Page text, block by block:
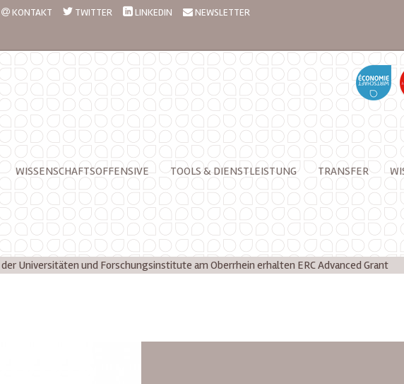
KONTAKT TWITTER LINKEDIN NEWSLETTER
WISSENSCHAFTSOFFENSIVE TOOLS & DIENSTLEISTUNG TRANSFER
Universitäten und Forschungsinstitute am Oberrhein erhalten ERC Advanced Grant